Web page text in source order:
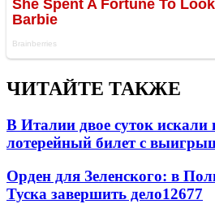
ЧИТАЙТЕ ТАКЖЕ
В Италии двое суток
лотерейный билет с
Орден для Зеленского: в
Туска завершить дело12677